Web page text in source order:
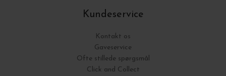
Kundeservice
Kontakt os
Gaveservice
Ofte stillede spørgsmål
Click and Collect